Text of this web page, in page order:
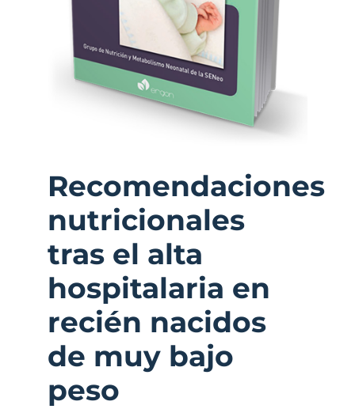
Recomendaciones
nutricionales
tras el alta
hospitalaria en
recién nacidos
de muy bajo
peso